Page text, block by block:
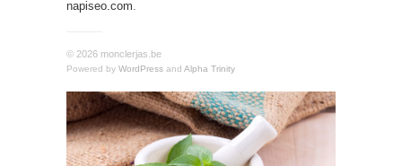
napiseo.com.
© 2026 monclerjas.be
Powered by WordPress and Alpha Trinity